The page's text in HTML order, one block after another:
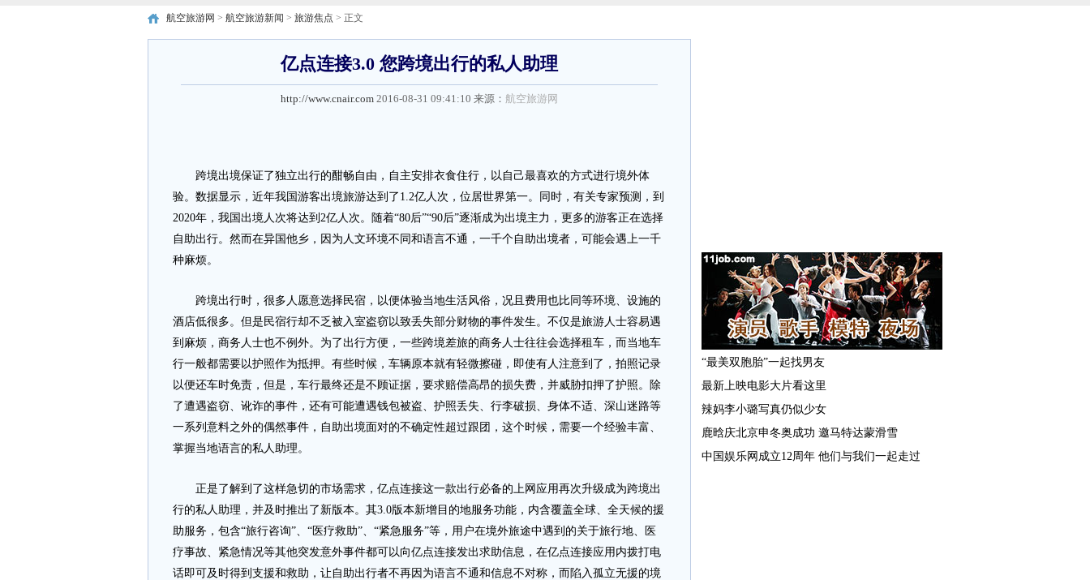
航空旅游网 > 航空旅游新闻 > 旅游焦点 > 正文
亿点连接3.0 您跨境出行的私人助理
http://www.cnair.com 2016-08-31 09:41:10 来源： 航空旅游网
跨境出境保证了独立出行的酣畅自由，自主安排衣食住行，以自己最喜欢的方式进行境外体
验。数据显示，近年我国游客出境旅游达到了1.2亿人次，位居世界第一。同时，有关专家预测，到
2020年，我国出境人次将达到2亿人次。随着“80后”“90后”逐渐成为出境主力，更多的游客正在选择
自助出行。然而在异国他乡，因为人文环境不同和语言不通，一千个自助出境者，可能会遇上一千
种麻烦。
跨境出行时，很多人愿意选择民宿，以便体验当地生活风俗，况且费用也比同等环境、设施的
酒店低很多。但是民宿行却不乏被入室盗窃以致丢失部分财物的事件发生。不仅是旅游人士容易遇
到麻烦，商务人士也不例外。为了出行方便，一些跨境差旅的商务人士往往会选择租车，而当地车
行一般都需要以护照作为抵押。有些时候，车辆原本就有轻微擦碰，即使有人注意到了，拍照记录
以便还车时免责，但是，车行最终还是不顾证据，要求赔偿高昂的损失费，并威胁扣押了护照。除
了遭遇盗窃、讹诈的事件，还有可能遭遇钱包被盗、护照丢失、行李破损、身体不适、深山迷路等
一系列意料之外的偶然事件，自助出境面对的不确定性超过跟团，这个时候，需要一个经验丰富、
掌握当地语言的私人助理。
正是了解到了这样急切的市场需求，亿点连接这一款出行必备的上网应用再次升级成为跨境出
行的私人助理，并及时推出了新版本。其3.0版本新增目的地服务功能，内含覆盖全球、全天候的援
助服务，包含“旅行咨询”、“医疗救助”、“紧急服务”等，用户在境外旅途中遇到的关于旅行地、医
疗事故、紧急情况等其他突发意外事件都可以向亿点连接发出求助信息，在亿点连接应用内拨打电
话即可及时得到支援和救助，让自助出行者不再因为语言不通和信息不对称，而陷入孤立无援的境